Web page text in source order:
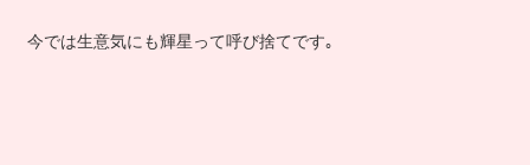
今では生意気にも輝星って呼び捨てです｡